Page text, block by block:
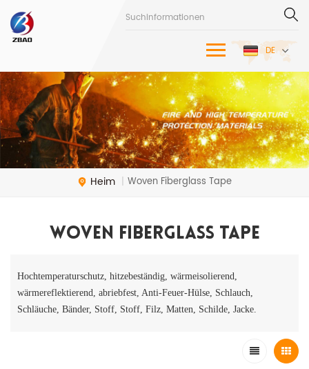
DE
Heim | Woven Fiberglass Tape
Woven Fiberglass Tape
Hochtemperaturschutz, hitzebeständig, wärmeisolierend,
wärmereflektierend, abriebfest, Anti-Feuer-Hülse, Schlauch,
Schläuche, Bänder, Stoff, Stoff, Filz, Matten, Schilde, Jacke.